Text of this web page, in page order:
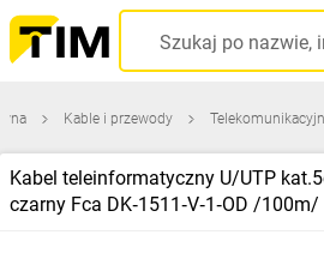
Kable i przewody
Kabel teleinformatyczny U/UTP
czarny Fca DK‑1511‑V‑1‑OD /100m/